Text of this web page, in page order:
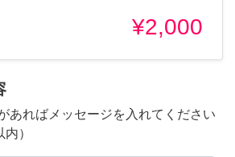
¥2,000
あればメッセージを入れてください
）